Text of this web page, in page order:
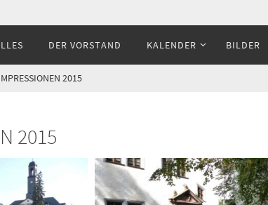
DER VORSTAND KALENDER BILDER
2015
2015